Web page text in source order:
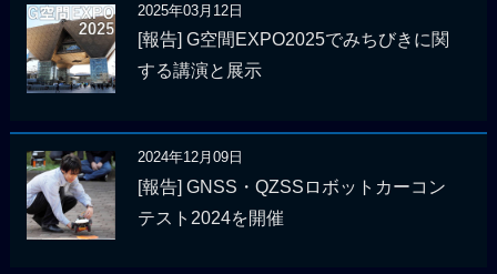
2025年03月12日
[報告] G空間EXPO2025でみちびきに関
する講演と展示
2024年12月09日
[報告] GNSS・QZSSロボットカーコン
テスト2024を開催